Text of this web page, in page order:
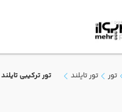
تور تور تایلند تور ترکیبی تایلند